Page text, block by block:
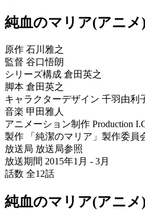
純血のマリア(アニメ
原作 石川雅之
監督 谷口悟朗
シリーズ構成 倉田英之
脚本 倉田英之
キャラクターデザイン 千羽由利
音楽 甲田雅人
アニメーション制作 Production
製作 「純潔のマリア」製作委員
放送局 放送局参照
放送期間 2015年1月 - 3月
話数 全12話
純血のマリア(アニ